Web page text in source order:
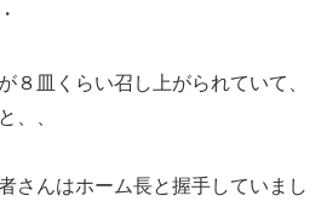
８皿くらい召し上がられていて、
、、
さんはホーム長と握手していまし